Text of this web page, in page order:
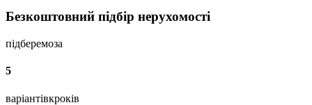
Безкоштовний підбір нерухомості
підберемоза
5
варіантівкроків